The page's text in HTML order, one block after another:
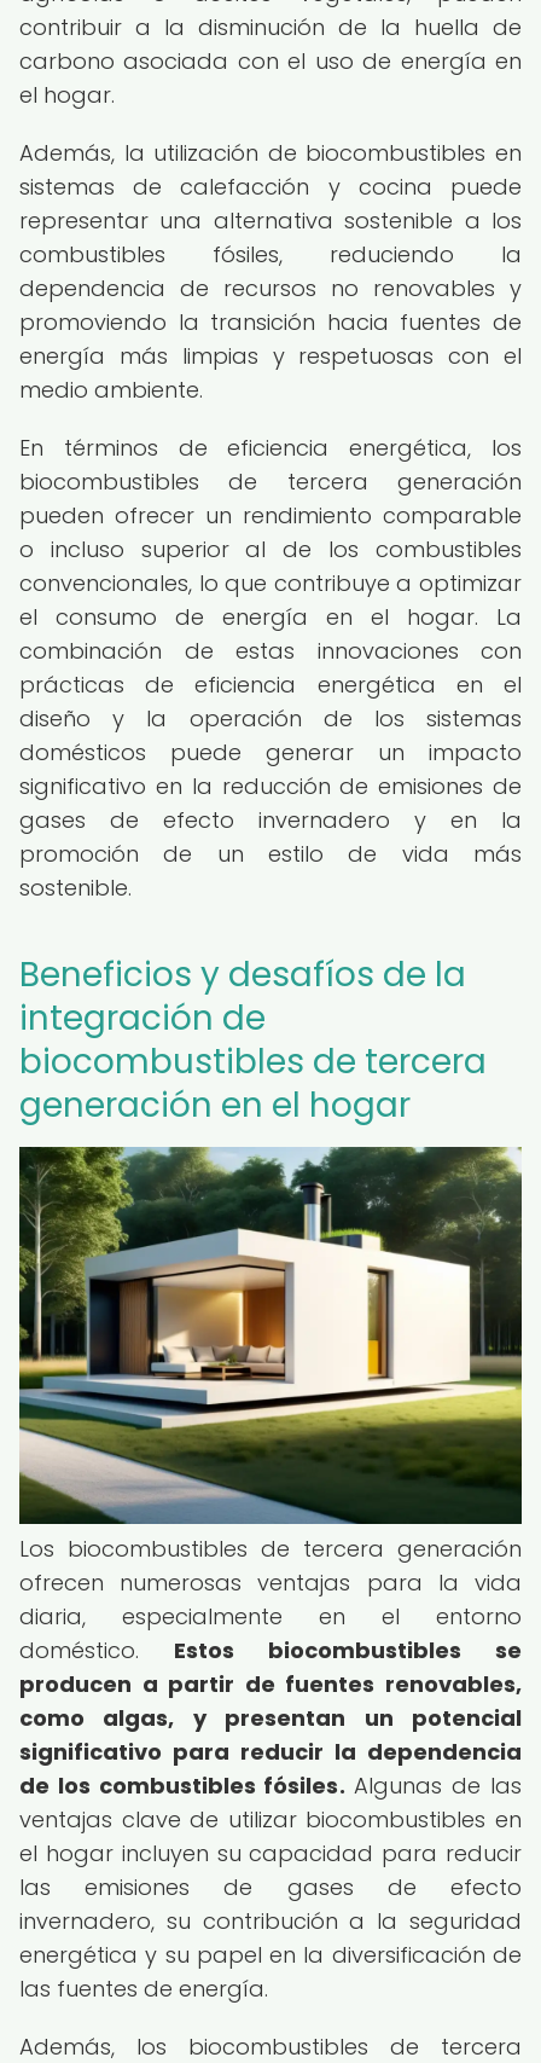
contribuir a la disminución de la huella de
carbono asociada con el uso de energía en
el hogar.
Además, la utilización de biocombustibles en
sistemas de calefacción y cocina puede
representar una alternativa sostenible a los
combustibles fósiles, reduciendo la
dependencia de recursos no renovables y
promoviendo la transición hacia fuentes de
energía más limpias y respetuosas con el
medio ambiente.
En términos de eficiencia energética, los
biocombustibles de tercera generación
pueden ofrecer un rendimiento comparable
o incluso superior al de los combustibles
convencionales, lo que contribuye a optimizar
el consumo de energía en el hogar. La
combinación de estas innovaciones con
prácticas de eficiencia energética en el
diseño y la operación de los sistemas
domésticos puede generar un impacto
significativo en la reducción de emisiones de
gases de efecto invernadero y en la
promoción de un estilo de vida más
sostenible.
Beneficios y desafíos de la
integración de
biocombustibles de tercera
generación en el hogar
Los biocombustibles de tercera generación
ofrecen numerosas ventajas para la vida
diaria, especialmente en el entorno
doméstico. Estos biocombustibles se
producen a partir de fuentes renovables,
como algas, y presentan un potencial
significativo para reducir la dependencia
de los combustibles fósiles. Algunas de las
ventajas clave de utilizar biocombustibles en
el hogar incluyen su capacidad para reducir
las emisiones de gases de efecto
invernadero, su contribución a la seguridad
energética y su papel en la diversificación de
las fuentes de energía.
Además, los biocombustibles de tercera